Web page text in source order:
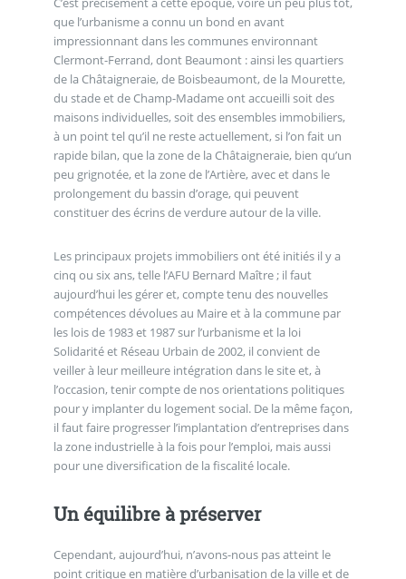
que l’urbanisme a connu un bond en avant
impressionnant dans les communes environnant
Clermont-Ferrand, dont Beaumont : ainsi les quartiers
de la Châtaigneraie, de Boisbeaumont, de la Mourette,
du stade et de Champ-Madame ont accueilli soit des
maisons individuelles, soit des ensembles immobiliers,
à un point tel qu’il ne reste actuellement, si l’on fait un
rapide bilan, que la zone de la Châtaigneraie, bien qu’un
peu grignotée, et la zone de l’Artière, avec et dans le
prolongement du bassin d’orage, qui peuvent
constituer des écrins de verdure autour de la ville.
Les principaux projets immobiliers ont été initiés il y a
cinq ou six ans, telle l’AFU Bernard Maître ; il faut
aujourd’hui les gérer et, compte tenu des nouvelles
compétences dévolues au Maire et à la commune par
les lois de 1983 et 1987 sur l’urbanisme et la loi
Solidarité et Réseau Urbain de 2002, il convient de
veiller à leur meilleure intégration dans le site et, à
l’occasion, tenir compte de nos orientations politiques
pour y implanter du logement social. De la même façon,
il faut faire progresser l’implantation d’entreprises dans
la zone industrielle à la fois pour l’emploi, mais aussi
pour une diversification de la fiscalité locale.
Un équilibre à préserver
Cependant, aujourd’hui, n’avons-nous pas atteint le
point critique en matière d’urbanisation de la ville et de